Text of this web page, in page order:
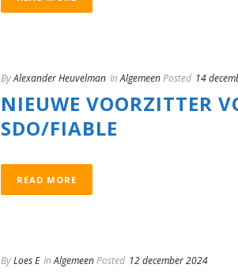
ByAlexander Heuvelman InAlgemeenPosted 14
NIEUWE VOORZITTER
SDO/FIABLE
READ MORE
ByLoes E InAlgemeenPosted 12 december 2024